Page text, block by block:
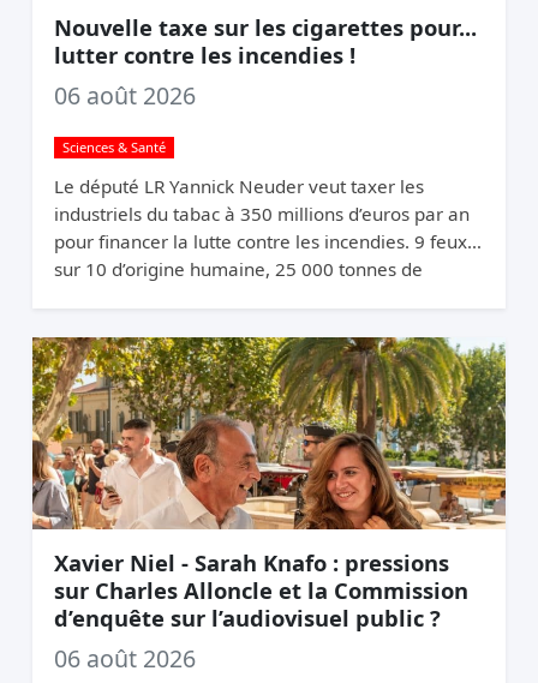
Nouvelle taxe sur les cigarettes pour...
lutter contre les incendies !
06 août 2026
Sciences & Santé
Le député LR Yannick Neuder veut taxer les
industriels du tabac à 350 millions d’euros par an
pour financer la lutte contre les incendies. 9 feux
sur 10 d’origine humaine, 25 000 tonnes de
Xavier Niel - Sarah Knafo : pressions
sur Charles Alloncle et la Commission
d’enquête sur l’audiovisuel public ?
06 août 2026